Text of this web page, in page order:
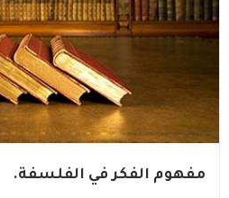
مفهوم الفكر في الفلسفة.